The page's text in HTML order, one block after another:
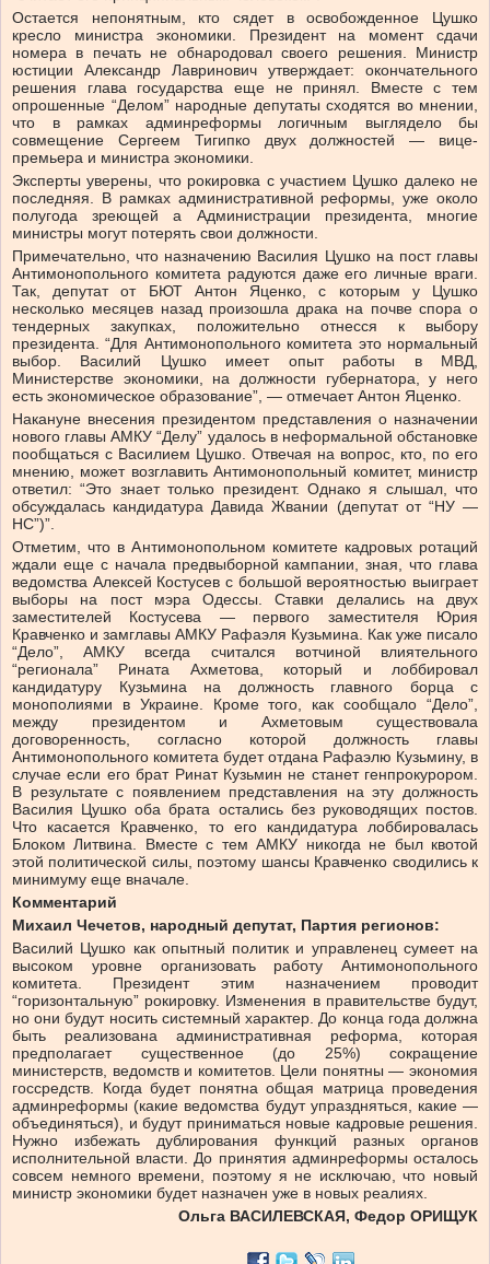
Остается непонятным, кто сядет в освобожденное Цушко
кресло министра экономики. Президент на момент сдачи
номера в печать не обнародовал своего решения. Министр
юстиции Александр Лавринович утверждает: окончательного
решения глава государства еще не принял. Вместе с тем
опрошенные “Делом” народные депутаты сходятся во мнении,
что в рамках админреформы логичным выглядело бы
совмещение Сергеем Тигипко двух должностей — вице-
премьера и министра экономики.
Эксперты уверены, что рокировка с участием Цушко далеко не
последняя. В рамках административной реформы, уже около
полугода зреющей а Администрации президента, многие
министры могут потерять свои должности.
Примечательно, что назначению Василия Цушко на пост главы
Антимонопольного комитета радуются даже его личные враги.
Так, депутат от БЮТ Антон Яценко, с которым у Цушко
несколько месяцев назад произошла драка на почве спора о
тендерных закупках, положительно отнесся к выбору
президента. “Для Антимонопольного комитета это нормальный
выбор. Василий Цушко имеет опыт работы в МВД,
Министерстве экономики, на должности губернатора, у него
есть экономическое образование”, — отмечает Антон Яценко.
Накануне внесения президентом представления о назначении
нового главы АМКУ “Делу” удалось в неформальной обстановке
пообщаться с Василием Цушко. Отвечая на вопрос, кто, по его
мнению, может возглавить Антимонопольный комитет, министр
ответил: “Это знает только президент. Однако я слышал, что
обсуждалась кандидатура Давида Жвании (депутат от “НУ —
НС”)”.
Отметим, что в Антимонопольном комитете кадровых ротаций
ждали еще с начала предвыборной кампании, зная, что глава
ведомства Алексей Костусев с большой вероятностью выиграет
выборы на пост мэра Одессы. Ставки делались на двух
заместителей Костусева — первого заместителя Юрия
Кравченко и замглавы АМКУ Рафаэля Кузьмина. Как уже писало
“Дело”, АМКУ всегда считался вотчиной влиятельного
“регионала” Рината Ахметова, который и лоббировал
кандидатуру Кузьмина на должность главного борца с
монополиями в Украине. Кроме того, как сообщало “Дело”,
между президентом и Ахметовым существовала
договоренность, согласно которой должность главы
Антимонопольного комитета будет отдана Рафаэлю Кузьмину, в
случае если его брат Ринат Кузьмин не станет генпрокурором.
В результате с появлением представления на эту должность
Василия Цушко оба брата остались без руководящих постов.
Что касается Кравченко, то его кандидатура лоббировалась
Блоком Литвина. Вместе с тем АМКУ никогда не был квотой
этой политической силы, поэтому шансы Кравченко сводились к
минимуму еще вначале.
Комментарий
Михаил Чечетов, народный депутат, Партия регионов:
Василий Цушко как опытный политик и управленец сумеет на
высоком уровне организовать работу Антимонопольного
комитета. Президент этим назначением проводит
“горизонтальную” рокировку. Изменения в правительстве будут,
но они будут носить системный характер. До конца года должна
быть реализована административная реформа, которая
предполагает существенное (до 25%) сокращение
министерств, ведомств и комитетов. Цели понятны — экономия
госсредств. Когда будет понятна общая матрица проведения
админреформы (какие ведомства будут упраздняться, какие —
объединяться), и будут приниматься новые кадровые решения.
Нужно избежать дублирования функций разных органов
исполнительной власти. До принятия админреформы осталось
совсем немного времени, поэтому я не исключаю, что новый
министр экономики будет назначен уже в новых реалиях.
Ольга ВАСИЛЕВСКАЯ, Федор ОРИЩУК